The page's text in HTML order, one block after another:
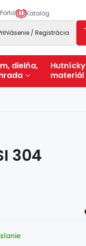
Katalóg
/ Registrácia
dielňa,
Hutnícky
materiál
304